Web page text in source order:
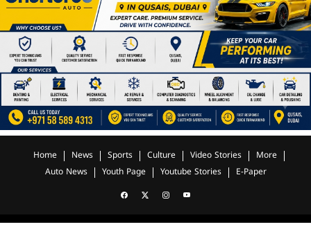
Home News Sports Culture Video Stories
More
Auto News
Youth Page Youtube Stories E-Paper